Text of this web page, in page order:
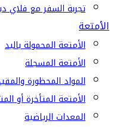
تجربة السفر مع فلاي
الأمتعة
الأمتعة المحمولة باليد
الأمتعة المسجلة
المواد المحظورة
الأمتعة المتأخرة أو
المعدات الرياضية